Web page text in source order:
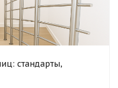
стандарты,